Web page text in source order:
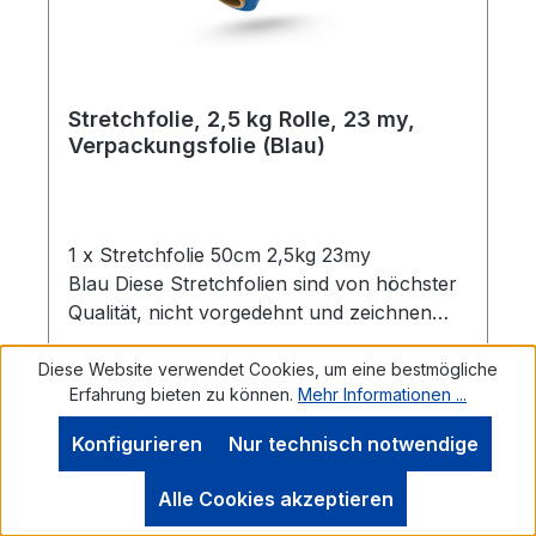
Stretchfolie, 2,5 kg Rolle, 23 my,
Verpackungsfolie (Blau)
1 x Stretchfolie 50cm 2,5kg 23my
Blau Diese Stretchfolien sind von höchster
Qualität, nicht vorgedehnt und zeichnen
sich durch eine hohe Reißdehnung
aus. Ideal geeignet zum Einwickeln von
Palettenware, Sperrgut und
Stretchfolie- Breite: 0,5 m- Folienstärke: 23
Palettenladungen- Hohe Reißdehnung: ca.
Regulärer Preis:
Preise inkl. MwSt. zzgl. Versandkosten
Werkzeugleiste anzeigen
Diese Website verwendet Cookies, um eine bestmögliche
Erfahrung bieten zu können. Mehr Informationen ...
Nur technisch notwendige
Konfigurieren
Alle Cookies akzeptieren